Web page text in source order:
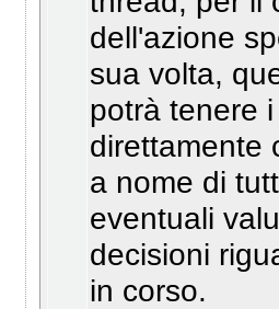
dell'azione
sua volta,
potrà tenere
direttamente
a nome di
eventuali
decisioni
in corso.